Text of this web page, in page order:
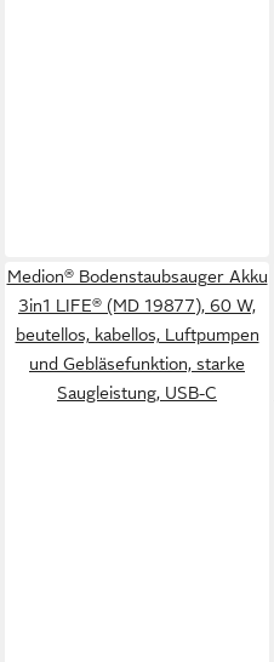
Medion® Bodenstaubsauger Akku
3in1 LIFE® (MD 19877), 60 W,
beutellos, kabellos, Luftpumpen
und Gebläsefunktion, starke
Saugleistung, USB-C